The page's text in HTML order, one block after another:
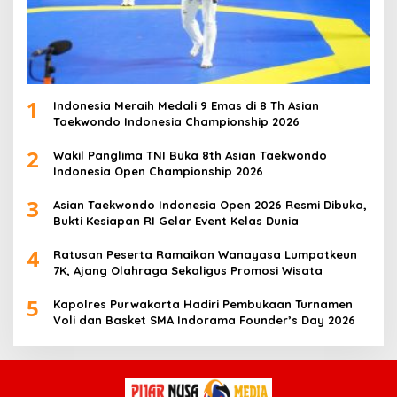
1
Indonesia Meraih Medali 9 Emas di 8 Th Asian
Taekwondo Indonesia Championship 2026
2
Wakil Panglima TNI Buka 8th Asian Taekwondo
Indonesia Open Championship 2026
3
Asian Taekwondo Indonesia Open 2026 Resmi Dibuka,
Bukti Kesiapan RI Gelar Event Kelas Dunia
4
Ratusan Peserta Ramaikan Wanayasa Lumpatkeun
7K, Ajang Olahraga Sekaligus Promosi Wisata
5
Kapolres Purwakarta Hadiri Pembukaan Turnamen
Voli dan Basket SMA Indorama Founder’s Day 2026